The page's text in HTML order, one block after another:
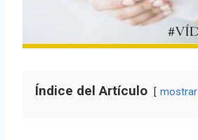
Índice del Artículo mostrar